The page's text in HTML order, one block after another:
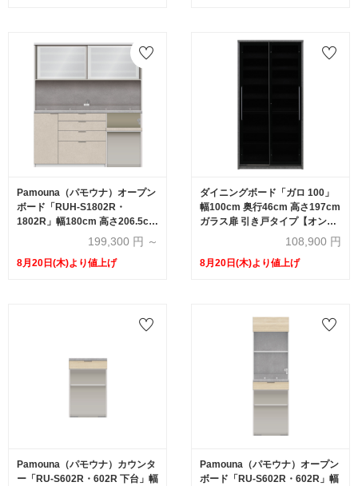
Pamouna（パモウナ）オープン
ボード「RUH-S1802R・
1802R」幅180cm 高さ206.5cm
奥行2サイズ（44.5cm・50cm）
下台オープンタイプ 全4色
199,300 円 ～
8月20日(木)より値上げ
ダイニングボード「ガロ 100」
幅100cm 奥行46cm 高さ197cm
ガラス扉 引き戸タイプ【オンラ
インショップ限定品】108,900 円
8月20日(木)より値上げ
Pamouna（パモウナ）カウンタ
ー「RU-S602R・602R 下台」幅
Pamouna（パモウナ）オープン
ボード「RU-S602R・602R」幅